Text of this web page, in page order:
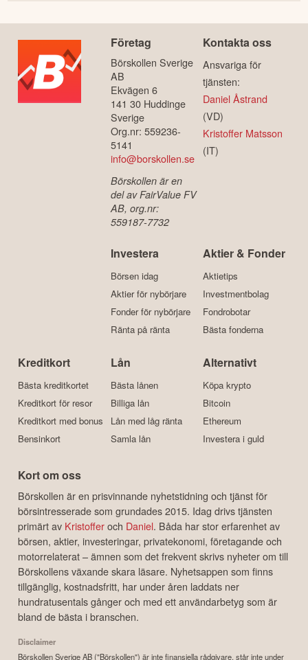
Företag
Börskollen Sverige
AB
Ekvägen 6
141 30 Huddinge
Sverige
Org.nr: 559236-
5141
info@borskollen.se
Börskollen är en
del av FairValue FV
AB, org.nr:
559187-7732
Kontakta oss
Ansvariga för
tjänsten:
Daniel Åstrand
(VD)
Kristoffer Matsson
(IT)
Investera
Börsen idag
Aktier för nybörjare
Fonder för nybörjare
Ränta på ränta
Aktier & Fonder
Aktietips
Investmentbolag
Fondrobotar
Bästa fonderna
Kreditkort
Bästa kreditkortet
Kreditkort för resor
Kreditkort med bonus
Bensinkort
Lån
Bästa lånen
Billiga lån
Lån med låg ränta
Samla lån
Alternativt
Köpa krypto
Bitcoin
Ethereum
Investera i guld
Kort om oss
Börskollen är en prisvinnande nyhetstidning och tjänst för
börsintresserade som grundades 2015. Idag drivs tjänsten
primärt av Kristofferoch Daniel. Båda har stor erfarenhet av
börsen, aktier, investeringar, privatekonomi, företagande och
motorrelaterat – ämnen som det frekvent skrivs nyheter om till
Börskollens växande skara läsare. Nyhetsappen som finns
tillgänglig, kostnadsfritt, har under åren laddats ner
hundratusentals gånger och med ett användarbetyg som är
bland de bästa i branschen.
Disclaimer
Börskollen Sverige AB ("Börskollen") är inte finansiella rådgivare, står inte under